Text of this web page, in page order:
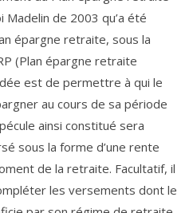
Madelin de 2003 qu’a été
épargne retraite, sous la
(Plan épargne retraite
est de permettre à qui le
au cours de sa période
ainsi constitué sera
sous la forme d’une rente
de la retraite. Facultatif, il
les versements dont le